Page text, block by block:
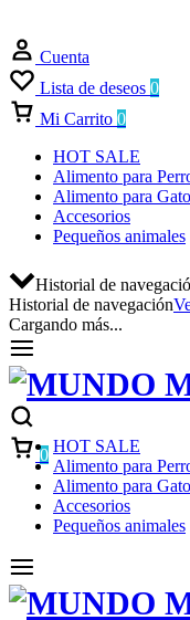
Cuenta
Lista de deseos 0
Mi Carrito 0
HOT SALE
Alimento para
Alimento para
Accesorios
Pequeños animales
Historial de
Historial de navegación
Cargando más...
0 HOT SALE
Alimento para
Alimento para
Accesorios
Pequeños animales